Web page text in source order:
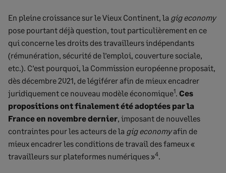
En pleine croissance sur le Vieux Continent, la gig economy
pose pourtant déjà question, tout particulièrement en ce
qui concerne les droits des travailleurs indépendants
(rémunération, sécurité de l’emploi, couverture sociale,
etc.). C’est pourquoi, la Commission européenne proposait,
dès décembre 2021, de légiférer afin de mieux encadrer
juridiquement ce nouveau modèle économique1. Ces
propositions ont finalement été adoptées par la
France en novembre dernier, imposant de nouvelles
contraintes pour les acteurs de la gig economyafin de
mieux encadrer les conditions de travail des fameux «
travailleurs sur plateformes numériques »4.